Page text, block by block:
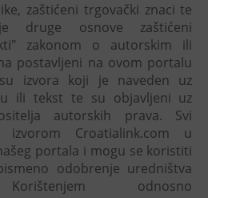
zaštićeni trgovački znaci te
druge osnove zaštićeni
zakonom o autorskim ili
postavljeni na ovom portalu
izvora koji je naveden uz
ili tekst te su objavljeni uz
autorskih prava. Svi
Croatialink.com u
portala i mogu se koristiti
odobrenje uredništva
odnosno